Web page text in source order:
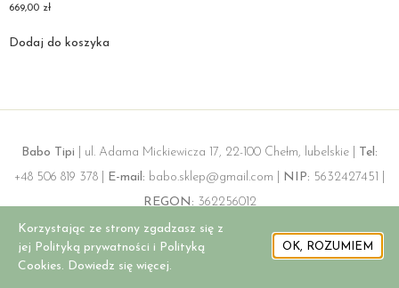
669,00 zł
Dodaj do koszyka
Babo Tipi | ul. Adama Mickiewicza 17, 22-100 Chełm, lubelskie |
Tel:
+48 506 819 378 | E-mail: babo.sklep@gmail.com | NIP: 5632427451 |
REGON: 362256012
Korzystając ze strony zgadzasz się z
jej Polityką prywatności i Polityką
Cookies. Dowiedz się więcej.
OK, ROZUMIEM